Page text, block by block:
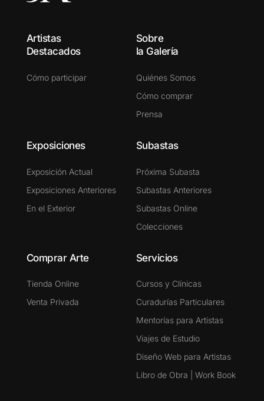
Artistas
Destacados
Cómo participar
Sobre
la Galería
Quiénes Somos
Cómo comprar
Prensa
Exposiciones
Exposición Actual
Exposiciones Anteriores
En el Exterior
Subastas
Próxima Subasta
Subastas Anteriores
Subastas Online
Colecciones
Comprar Arte
Tienda Online
Venta Privada
Servicios
Cursos y Clínicas
Curadurías Particulares
Mentorías para Artistas
Viajes de Estudio
Diseño Web para Artistas
Libro de Obra | Work Book